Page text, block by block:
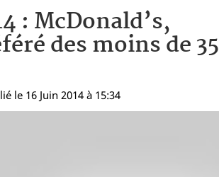
: McDonald’s,
des moins de 35
le 16 Juin 2014 à 15:34